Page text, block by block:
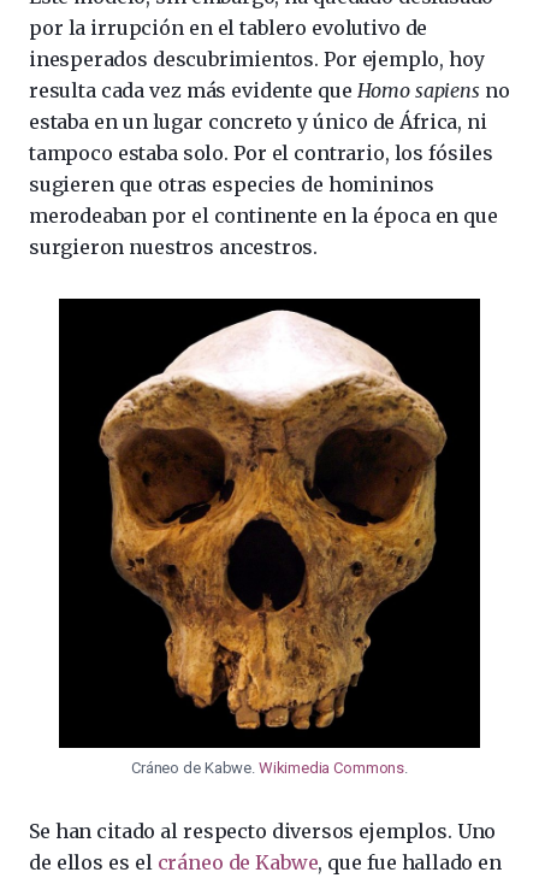
por la irrupción en el tablero evolutivo de
inesperados descubrimientos. Por ejemplo, hoy
resulta cada vez más evidente que Homo sapiens no
estaba en un lugar concreto y único de África, ni
tampoco estaba solo. Por el contrario, los fósiles
sugieren que otras especies de homininos
merodeaban por el continente en la época en que
surgieron nuestros ancestros.
Cráneo de Kabwe. Wikimedia Commons.
Se han citado al respecto diversos ejemplos. Uno
de ellos es el cráneo de Kabwe, que fue hallado en